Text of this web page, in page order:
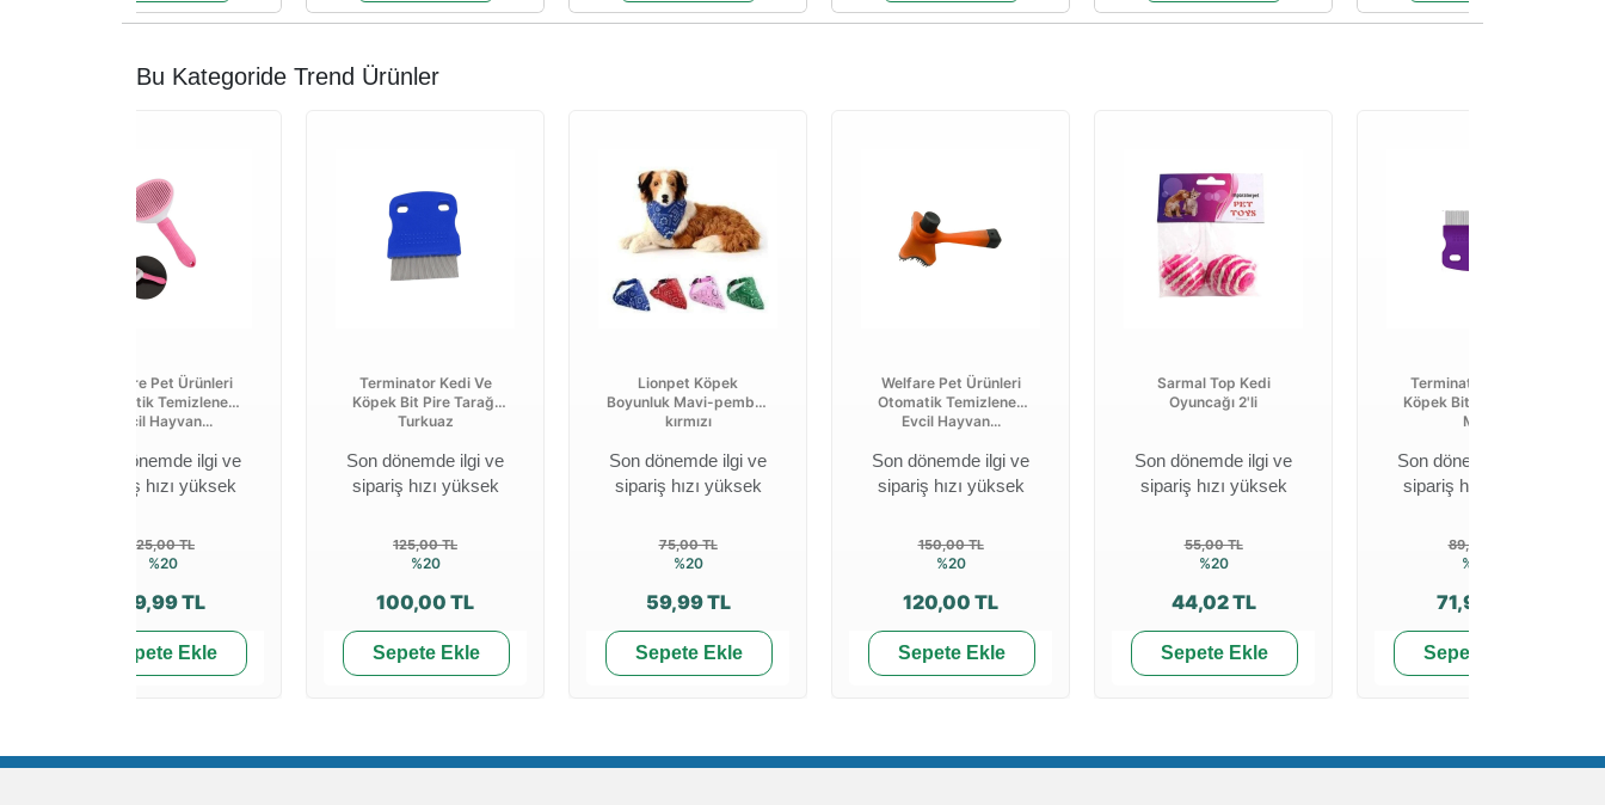
Bu Kategoride Trend Ürünler
Welfare Pet Ürünleri
Otomatik Temizlenen
Evcil Hayvan...
Son dönemde ilgi ve
sipariş hızı yüksek
125,00 TL
%20
99,99 TL
Sepete Ekle
Terminator Kedi Ve
Köpek Bit Pire Tarağı
Turkuaz
Son dönemde ilgi ve
sipariş hızı yüksek
125,00 TL
%20
100,00 TL
Sepete Ekle
Lionpet Köpek
Boyunluk Mavi-pembe-
kırmızı
Son dönemde ilgi ve
sipariş hızı yüksek
75,00 TL
%20
59,99 TL
Sepete Ekle
Welfare Pet Ürünleri
Otomatik Temizlenen
Evcil Hayvan...
Son dönemde ilgi ve
sipariş hızı yüksek
150,00 TL
%20
120,00 TL
Sepete Ekle
Sarmal Top Kedi
Oyuncağı 2'li
Son dönemde ilgi ve
sipariş hızı yüksek
55,00 TL
%20
44,02 TL
Sepete Ekle
Terminator Kedi Ve
Köpek Bit Pire Tarağı
Mor
Son dönemde ilgi ve
sipariş hızı yüksek
89,99 TL
%20
71,99 TL
Sepete Ekle